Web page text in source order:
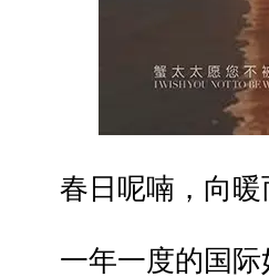
春日呢喃，向暖
一年一度的国际